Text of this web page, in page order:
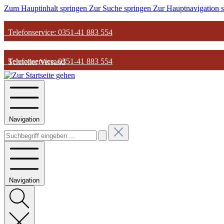
Zum Hauptinhalt springen Zur Suche springen Zur Hauptnavigation
Telefonservice: 0351-41 883 554
Schneller Versand
Günstige Parfum-Preise
Versandkostenfrei ab 50€
Telefonservice: 0351-41 883 554
Schneller Versand
Günstige Parfum-Preise
Versandkostenfrei ab 50€
Navigation
Navigation